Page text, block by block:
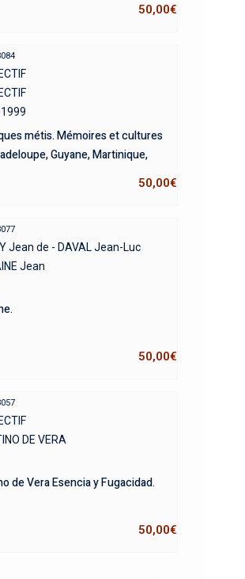
50,00€
métis. Mémoires et cultures
Guyane, Martinique,
50,00€
Jean de - DAVAL Jean-Luc
Jean
50,00€
DE VERA
de Vera Esencia y Fugacidad.
50,00€